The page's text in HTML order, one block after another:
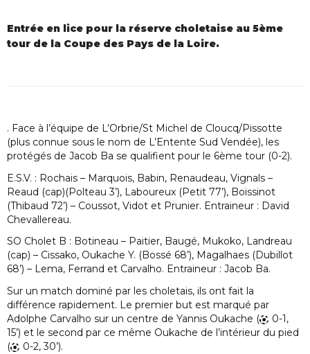
Entrée en lice pour la réserve choletaise au 5ème
tour de la Coupe des Pays de la Loire.
. Face à l’équipe de L’Orbrie/St Michel de Cloucq/Pissotte
(plus connue sous le nom de L’Entente Sud Vendée), les
protégés de Jacob Ba se qualifient pour le 6ème tour (0-2).
E.S.V. : Rochais – Marquois, Babin, Renaudeau, Vignals –
Reaud (cap)(Polteau 3’), Laboureux (Petit 77’), Boissinot
(Thibaud 72’) – Coussot, Vidot et Prunier. Entraineur : David
Chevallereau.
SO Cholet B : Botineau – Paitier, Baugé, Mukoko, Landreau
(cap) – Cissako, Oukache Y. (Bossé 68’), Magalhaes (Dubillot
68’) – Lema, Ferrand et Carvalho. Entraineur : Jacob Ba.
Sur un match dominé par les choletais, ils ont fait la
différence rapidement. Le premier but est marqué par
Adolphe Carvalho sur un centre de Yannis Oukache (
0-1,
15’) et le second par ce même Oukache de l’intérieur du pied
(
0-2, 30’).